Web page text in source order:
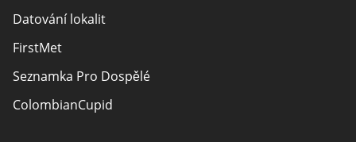
Datování lokalit
FirstMet
Seznamka Pro Dospělé
ColombianCupid